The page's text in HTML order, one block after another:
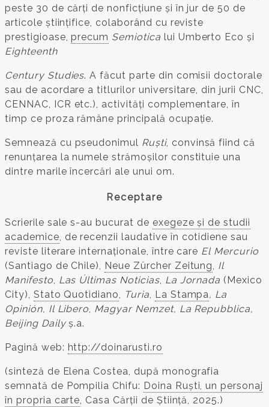
peste 30 de cărți de nonficțiune și în jur de 50 de
articole științifice, colaborând cu reviste
prestigioase,precum Semiotica lui Umberto Eco și
Eighteenth
Century Studies. A făcut parte din comisii doctorale
sau de acordare a titlurilor universitare, din jurii CNC,
CENNAC, ICR etc.), activități complementare, în
timp ce proza rămâne principală ocupație.
Semnează cu pseudonimul Ruști, convinsă fiind că
renunțarea la numele strămoșilor constituie una
dintre marile încercări ale unui om.
Receptare
Scrierile sale s-au bucurat de exegeze și de studii
academice, de recenzii laudative în cotidiene sau
reviste literare internaționale, între care El Mercurio
(Santiago de Chile), Neue Zürcher Zeitung, Il
Manifesto, Las Últimas Noticias, La Jornada (Mexico
City), Stato Quotidiano, Turia, La Stampa, La
Opinión, Il Libero, Magyar Nemzet, La Repubblica,
Beijing Dailyș.a.
Pagină web: http://doinarusti.ro
(sinteză de Elena Costea, după monografia
semnată de Pompilia Chifu: Doina Ruști, un personaj
în propria carte, Casa Cărții de Știință, 2025.)